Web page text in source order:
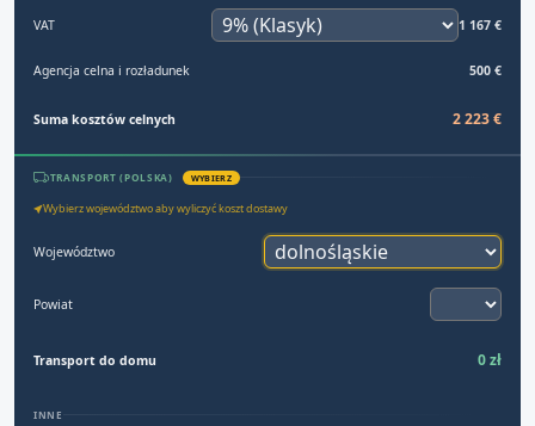
VAT 1 167 €
Agencja celna i rozładunek 500 €
Suma kosztów celnych 2 223 €
TRANSPORT (POLSKA) WYBIERZ
Wybierz województwo aby wyliczyć koszt dostawy
Województwo
Powiat
Transport do domu 0 zł
INNE